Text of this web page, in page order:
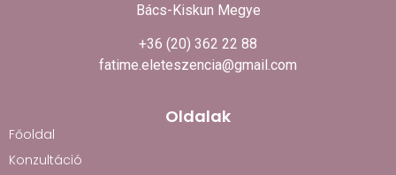
Bács-Kiskun Megye
+36 (20) 362 22 88
fatime.eleteszencia@gmail.com
Oldalak
Főoldal
Konzultáció